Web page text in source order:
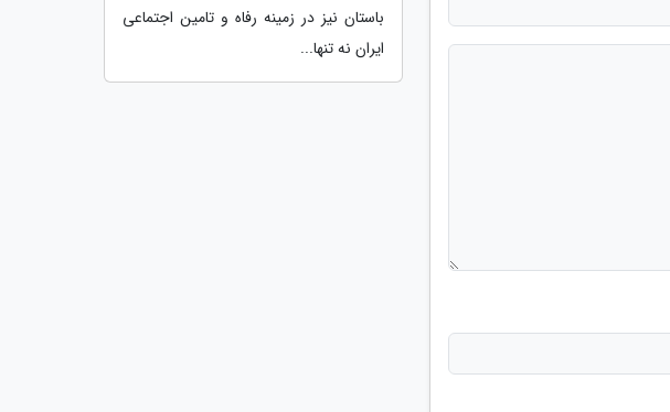
باستان نیز در زمینه رفاه و تامین اجتماعی
ایران نه تنها...